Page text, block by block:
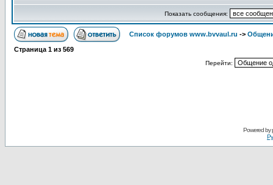
Показать сообщения:
Список форумов www.bvvaul.ru ->
Страница 1 из 569
Перейти:
Powered by